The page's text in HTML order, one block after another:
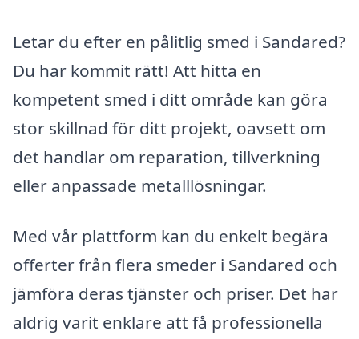
Letar du efter en pålitlig smed i Sandared?
Du har kommit rätt! Att hitta en
kompetent smed i ditt område kan göra
stor skillnad för ditt projekt, oavsett om
det handlar om reparation, tillverkning
eller anpassade metalllösningar.
Med vår plattform kan du enkelt begära
offerter från flera smeder i Sandared och
jämföra deras tjänster och priser. Det har
aldrig varit enklare att få professionella